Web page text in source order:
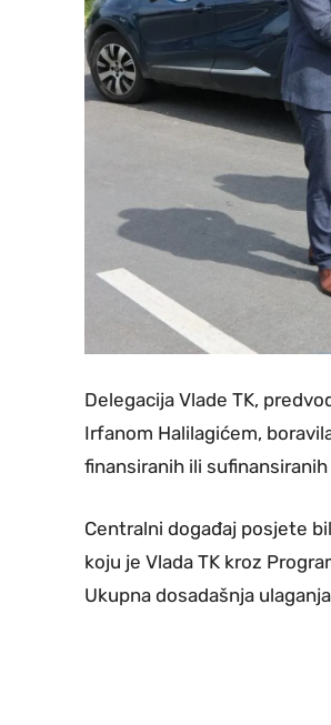
Delegacija Vlade TK,
Irfanom Halilagićem,
finansiranih ili
Centralni događaj posjete
koju je Vlada TK kroz
Ukupna dosadašnja